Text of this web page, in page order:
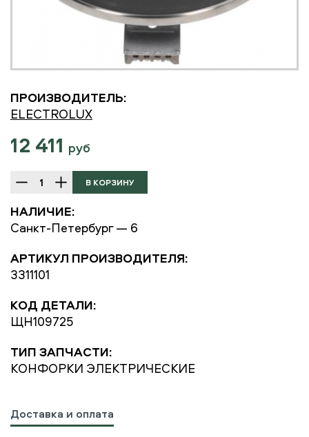
ПРОИЗВОДИТЕЛЬ:
ELECTROLUX
12 411 руб
НАЛИЧИЕ:
Санкт-Петербург — 6
АРТИКУЛ ПРОИЗВОДИТЕЛЯ:
3311101
КОД ДЕТАЛИ:
ЩН109725
ТИП ЗАПЧАСТИ:
КОНФОРКИ ЭЛЕКТРИЧЕСКИЕ
Доставка и оплата